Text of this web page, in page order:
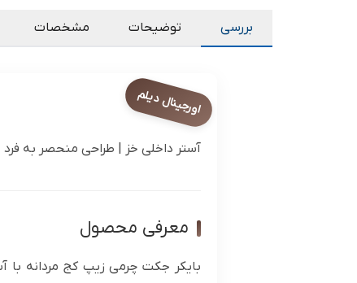
بررسی توضیحات مشخصات
اورجینال دیلم
آستر داخلی خز | طراحی منحصر به فرد
معرفی محصول
بایکر جکت چرمی زیپ کج مردانه با